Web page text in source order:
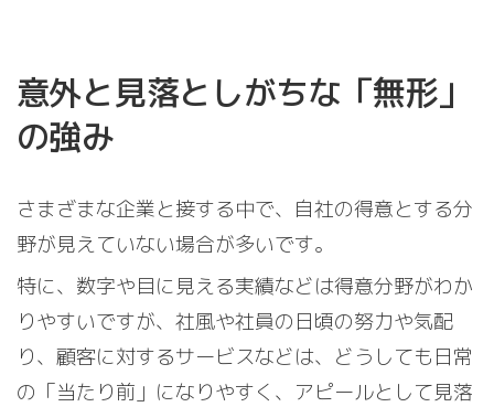
意外と見落としがちな「無形」
の強み
さまざまな企業と接する中で、自社の得意とする分
野が見えていない場合が多いです。
特に、数字や目に見える実績などは得意分野がわか
りやすいですが、社風や社員の日頃の努力や気配
り、顧客に対するサービスなどは、どうしても日常
の「当たり前」になりやすく、アピールとして見落